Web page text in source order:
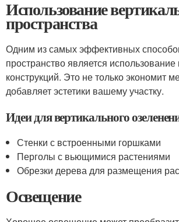
Использование
пространства
Одним из самых эффективных
пространство является
конструкций. Это не только экономит
добавляет эстетики вашему участку.
Идеи для вертикального
Стенки с встроенными горшками
Перголы с вьющимися растениями
Обрезки дерева для размещения
Освещение